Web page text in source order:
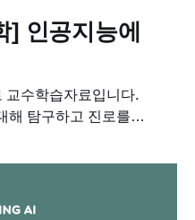
] 인공지능에
교수학습자료입니다.
해 탐구하고 진로를